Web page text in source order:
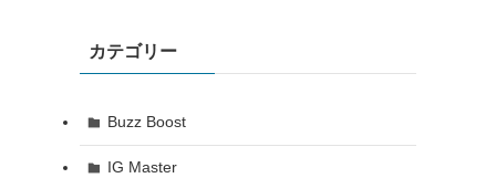
カテゴリー
Buzz Boost
IG Master